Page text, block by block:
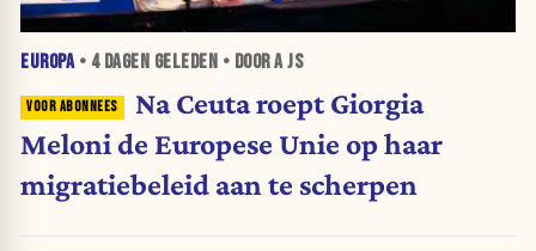
EUROPA• 4 DAGEN GELEDEN • DOOR A JS
Na Ceuta roept Giorgia
Meloni de Europese Unie op haar
migratiebeleid aan te scherpen